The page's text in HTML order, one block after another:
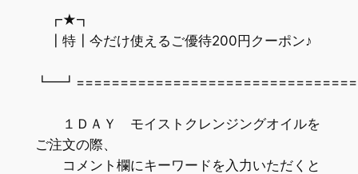
┏★┓
┃特┃今だけ使えるご優待200円クーポン♪
１ＤＡＹ モイストクレンジングオイルを
ご注文の際、
コメント欄にキーワードを入力いただくと